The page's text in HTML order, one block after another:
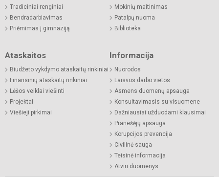
Tradiciniai renginiai
Bendradarbiavimas
Priėmimas į gimnaziją
Mokinių maitinimas
Patalpų nuoma
Biblioteka
Ataskaitos
Biudžeto vykdymo ataskaitų rinkiniai
Finansinių ataskaitų rinkiniai
Lėšos veiklai viešinti
Projektai
Viešieji pirkimai
Informacija
Nuorodos
Laisvos darbo vietos
Asmens duomenų apsauga
Konsultavimasis su visuomene
Dažniausiai užduodami klausimai
Pranešėjų apsauga
Korupcijos prevencija
Civilinė sauga
Teisinė informacija
Atviri duomenys